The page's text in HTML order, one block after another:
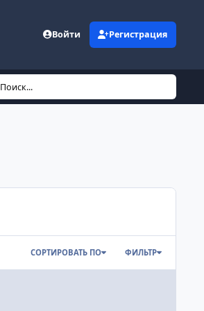
Войти Регистрация
Поиск...
СОРТИРОВАТЬ ПО ФИЛЬТР